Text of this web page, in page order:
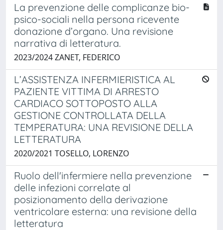
La prevenzione delle complicanze bio-
psico-sociali nella persona ricevente
donazione d’organo. Una revisione
narrativa di letteratura.
2023/2024 ZANET, FEDERICO
L’ASSISTENZA INFERMIERISTICA AL
PAZIENTE VITTIMA DI ARRESTO
CARDIACO SOTTOPOSTO ALLA
GESTIONE CONTROLLATA DELLA
TEMPERATURA: UNA REVISIONE DELLA
LETTERATURA
2020/2021 TOSELLO, LORENZO
Ruolo dell'infermiere nella prevenzione
delle infezioni correlate al
posizionamento della derivazione
ventricolare esterna: una revisione della
letteratura